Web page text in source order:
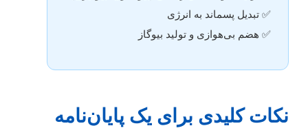
✅ تبدیل پسماند به انرژی
✅ هضم بی‌هوازی و تولید بیوگاز
نکات کلیدی برای یک پایان‌نامه